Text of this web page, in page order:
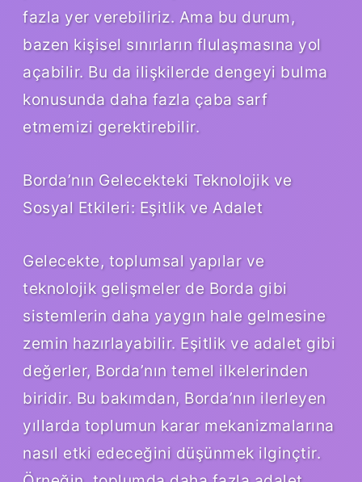
fazla yer verebiliriz. Ama bu durum,
bazen kişisel sınırların flulaşmasına yol
açabilir. Bu da ilişkilerde dengeyi bulma
konusunda daha fazla çaba sarf
etmemizi gerektirebilir.
Borda’nın Gelecekteki Teknolojik ve
Sosyal Etkileri: Eşitlik ve Adalet
Gelecekte, toplumsal yapılar ve
teknolojik gelişmeler de Borda gibi
sistemlerin daha yaygın hale gelmesine
zemin hazırlayabilir. Eşitlik ve adalet gibi
değerler, Borda’nın temel ilkelerinden
biridir. Bu bakımdan, Borda’nın ilerleyen
yıllarda toplumun karar mekanizmalarına
nasıl etki edeceğini düşünmek ilginçtir.